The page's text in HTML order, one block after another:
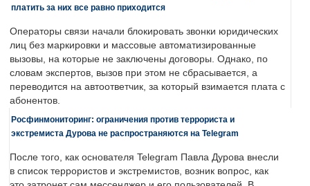
платить за них все равно приходится
Операторы связи начали блокировать звонки юридических
лиц без маркировки и массовые автоматизированные
вызовы, на которые не заключены договоры. Однако, по
словам экспертов, вызов при этом не сбрасывается, а
переводится на автоответчик, за который взимается плата с
абонентов.
Росфинмониторинг: ограничения против террориста и
экстремиста Дурова не распространяются на Telegram
После того, как основателя Telegram Павла Дурова внесли
в список террористов и экстремистов, возник вопрос, как